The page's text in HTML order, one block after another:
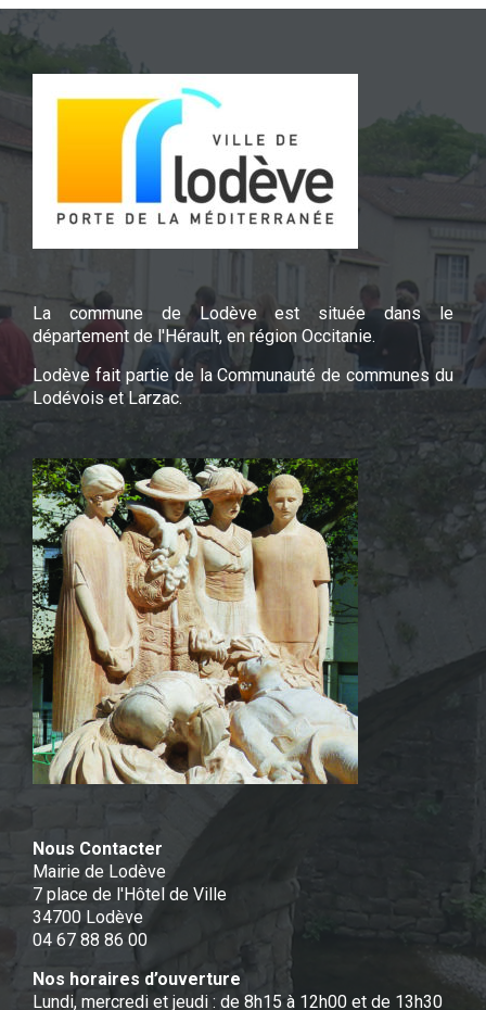
La commune de Lodève est située dans le
département de l'Hérault, en région Occitanie.
Lodève fait partie de la Communauté de communes du
Lodévois et Larzac.
Nous Contacter
Mairie de Lodève
7 place de l'Hôtel de Ville
34700 Lodève
04 67 88 86 00
Nos horaires d’ouverture
Lundi, mercredi et jeudi : de 8h15 à 12h00 et de 13h30